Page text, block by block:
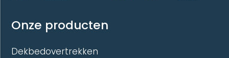
Onze producten
Dekbedovertrekken